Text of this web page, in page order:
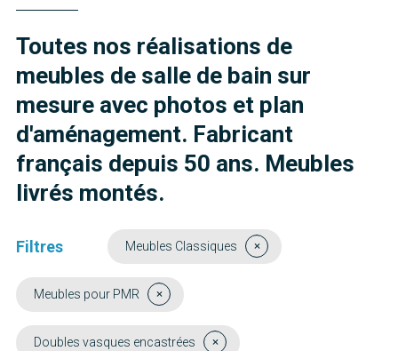
Toutes nos réalisations de
meubles de salle de bain sur
mesure avec photos et plan
d'aménagement. Fabricant
français depuis 50 ans. Meubles
livrés montés.
Filtres Meubles Classiques
Meubles pour PMR
Doubles vasques encastrées